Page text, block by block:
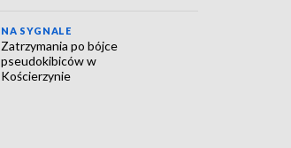
NA SYGNALE
Zatrzymania po bójce
pseudokibiców w
Kościerzynie